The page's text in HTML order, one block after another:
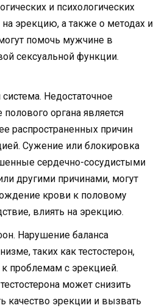
и психологических
эрекцию, а также о методах и
помочь мужчине в
сексуальной функции.
Недостаточное
органа является
распространенных причин
Сужение или блокировка
сердечно-сосудистыми
другими причинами, могут
крови к половому
влиять на эрекцию.
Нарушение баланса
таких как тестостерон,
проблемам с эрекцией.
может снизить
качество эрекции и вызвать